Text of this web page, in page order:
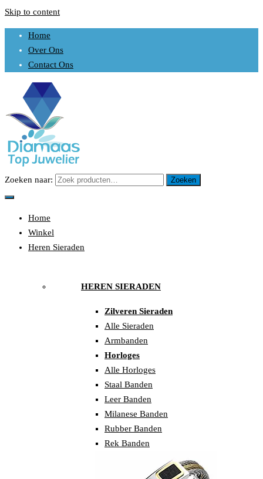
Skip to content
Home
Over Ons
Contact Ons
DIAMAAS TOP JUWELIER
Uw sieraden is ons werk
Zoeken naar: Zoeken
Home
Winkel
Heren Sieraden
HEREN SIERADEN
Zilveren Sieraden
Alle Sieraden
Armbanden
Horloges
Alle Horloges
Staal Banden
Leer Banden
Milanese Banden
Rubber Banden
Rek Banden